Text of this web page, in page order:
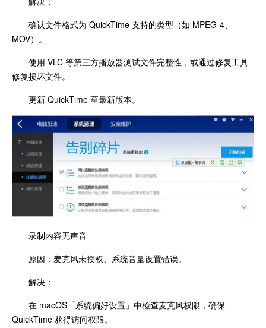
确认文件格式为 QuickTime 支持的类型（如 MPEG-4、
MOV）。
使用 VLC 等第三方播放器测试文件完整性，或通过修复工具
修复损坏文件。
更新 QuickTime 至最新版本。
录制内容无声音
原因：麦克风未授权、系统音量设置错误。
解决：
在 macOS「系统偏好设置」中检查麦克风权限，确保
QuickTime 获得访问权限。